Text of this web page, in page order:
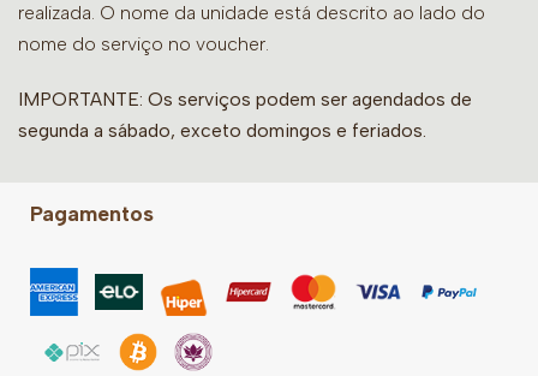
realizada. O nome da unidade está descrito ao lado do
nome do serviço no voucher.
IMPORTANTE: Os serviços podem ser agendados de
segunda a sábado, exceto domingos e feriados.
Pagamentos